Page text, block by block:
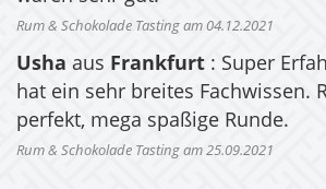
Rum & Schokolade Tasting am 04.12.2021
Usha aus Frankfurt : Super
hat ein sehr breites Fachwissen.
perfekt, mega spaßige Runde.
Rum & Schokolade Tasting am 25.09.2021